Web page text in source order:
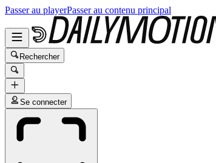
Passer au playerPasser au contenu principal
Rechercher
Se connecter